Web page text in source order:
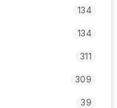
134
134
311
309
39